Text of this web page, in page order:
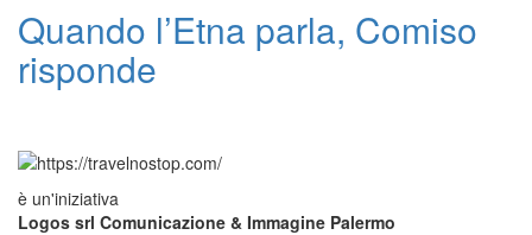
Quando l’Etna parla, Comiso
risponde
è un'iniziativa
Logos srl Comunicazione & Immagine Palermo